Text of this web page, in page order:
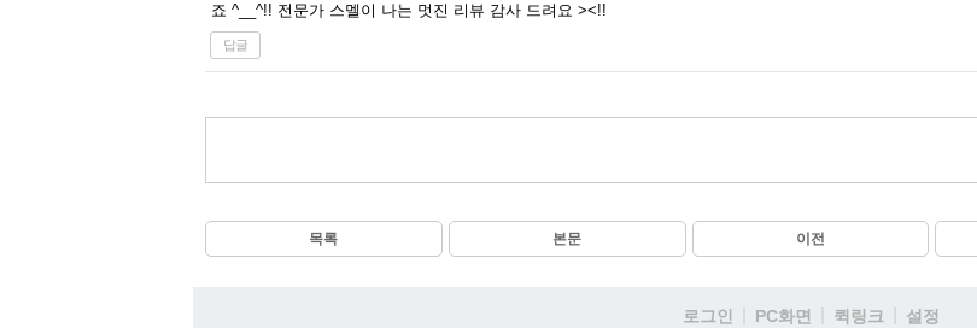
죠 ^__^!! 전문가 스멜이 나는 멋진 리뷰 감사 드려요 ><!!
답글
목록 본문 이전
로그인 PC화면 퀵링크 설정